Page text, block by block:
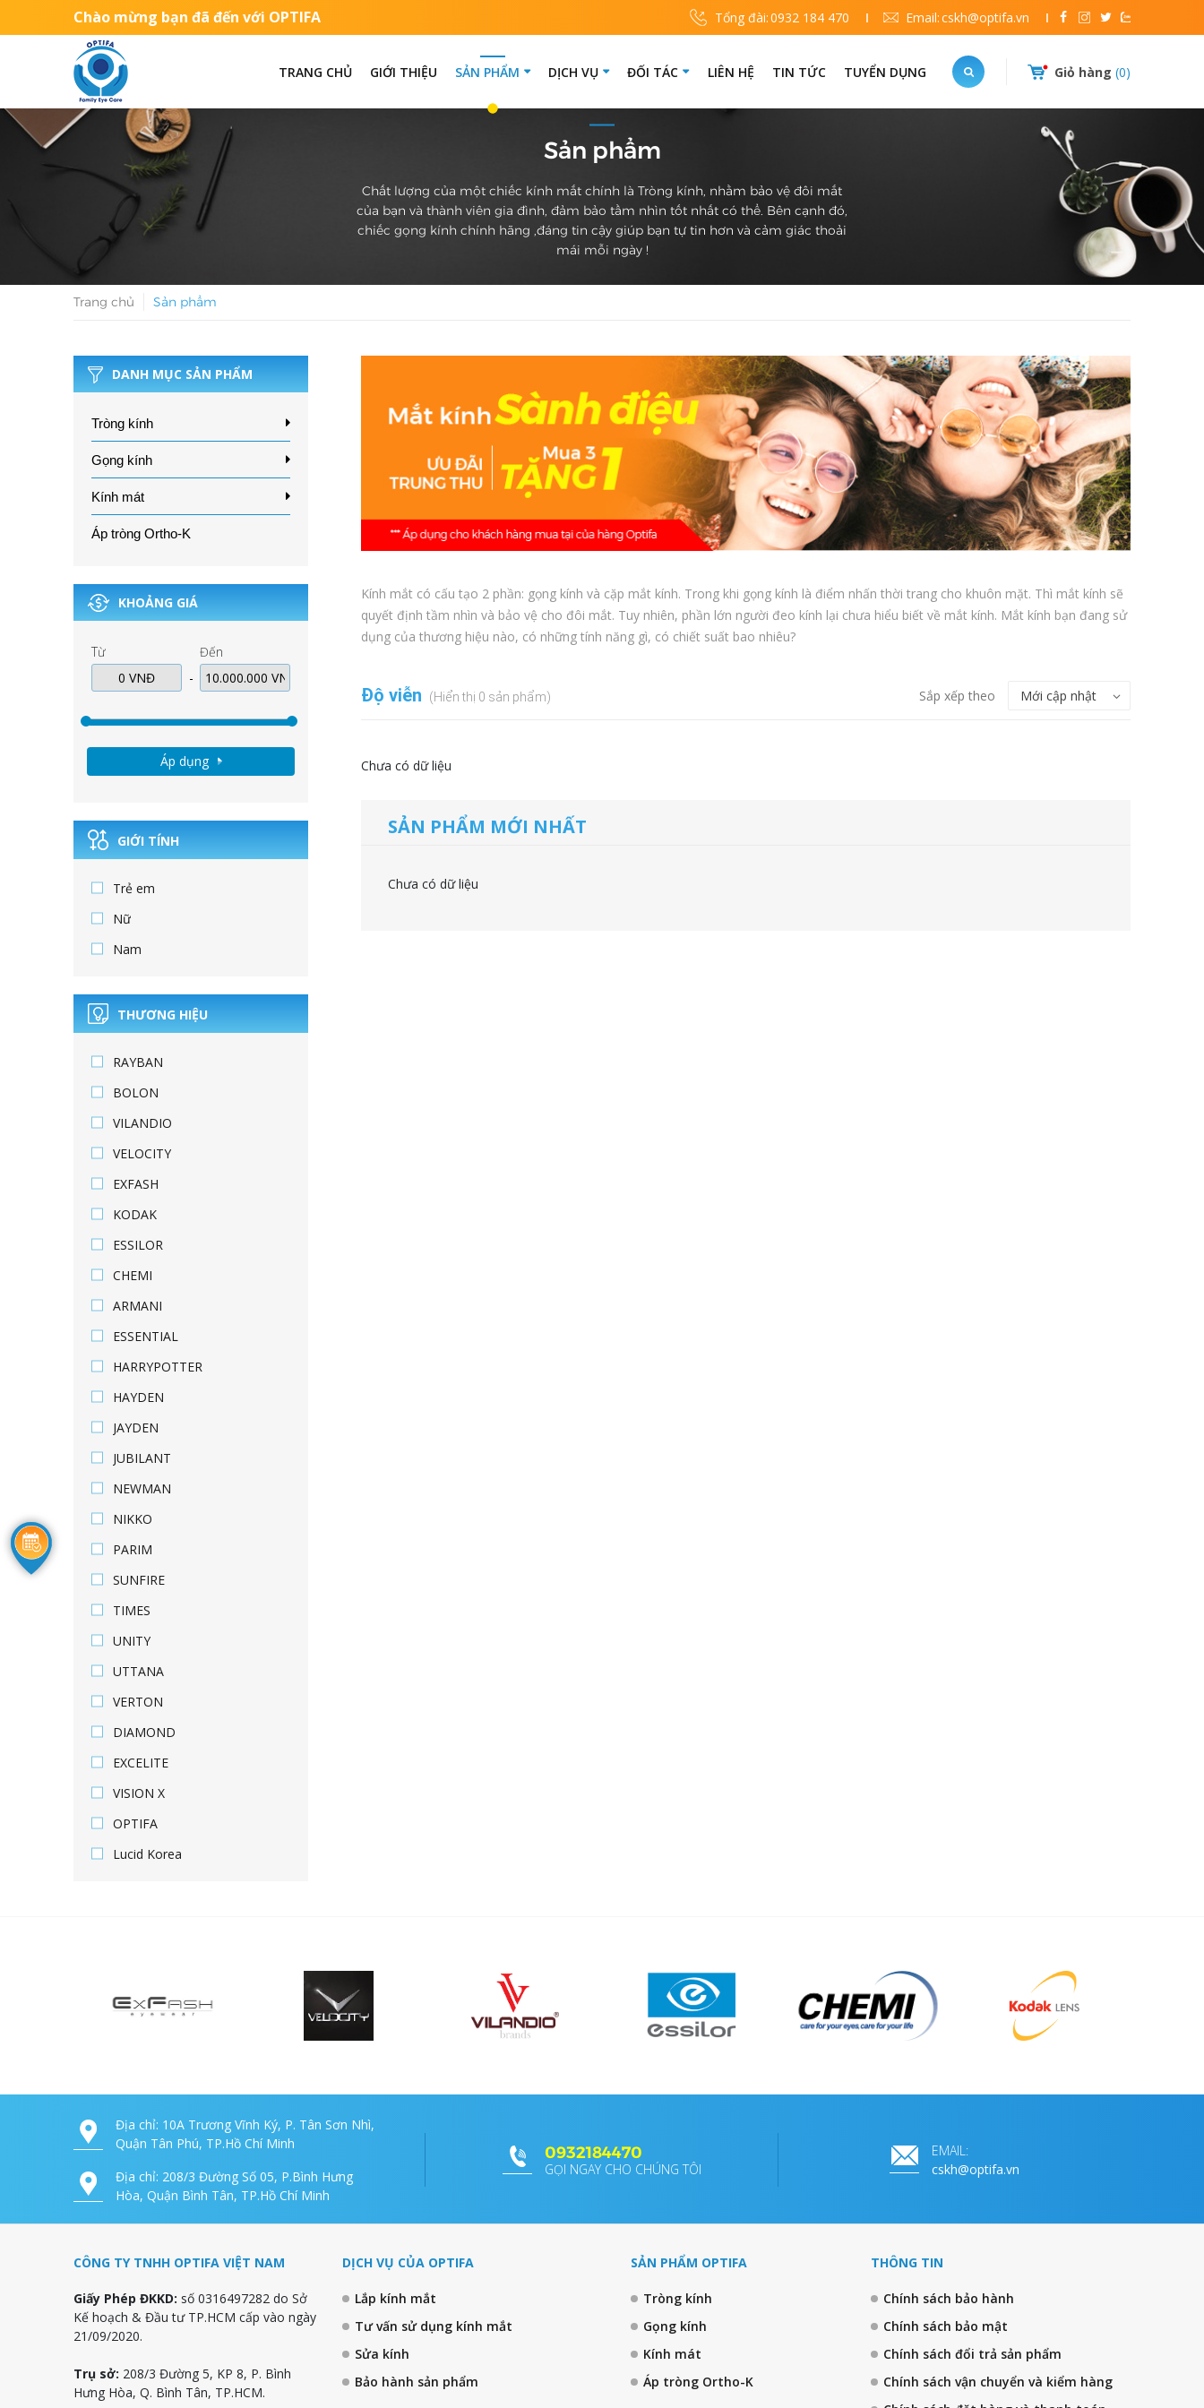
Chào mừng bạn đã đến với OPTIFA Tổng đài:0932 184 470 Email:cskh@optifa.vn
TRANG CHỦ GIỚI THIỆU SẢN PHẨM DỊCH VỤ ĐỐI TÁC LIÊN HỆ TIN TỨC TUYỂN DỤNG Giỏ hàng 0
Sản phẩm
Chất lượng của một chiếc kính mắt chính là Tròng kính, nhằm bảo vệ đôi mắt
của bạn và thành viên gia đình, đảm bảo tầm nhìn tốt nhất có thể. Bên cạnh đó,
chiếc gọng kính chính hãng ,đáng tin cậy giúp bạn tự tin hơn và cảm giác thoải
mái mỗi ngày !
Trang chủ Sản phẩm
DANH MỤC SẢN PHẨM
Tròng kính
Gọng kính
Kính mát
Áp tròng Ortho-K
KHOẢNG GIÁ
Từ
-
Đến
Áp dụng
GIỚI TÍNH
Trẻ em
Nữ
Nam
THƯƠNG HIỆU
RAYBAN
BOLON
VILANDIO
VELOCITY
EXFASH
KODAK
ESSILOR
CHEMI
ARMANI
ESSENTIAL
HARRYPOTTER
HAYDEN
JAYDEN
JUBILANT
NEWMAN
NIKKO
PARIM
SUNFIRE
TIMES
UNITY
UTTANA
VERTON
DIAMOND
EXCELITE
VISION X
OPTIFA
Lucid Korea
Kính mắt có cấu tạo 2 phần: gọng kính và cặp mắt kính. Trong khi gọng kính là điểm nhấn thời trang cho khuôn mặt. Thì mắt kính sẽ
quyết định tầm nhìn và bảo vệ cho đôi mắt. Tuy nhiên, phần lớn người đeo kính lại chưa hiểu biết về mắt kính. Mắt kính bạn đang sử
dụng của thương hiệu nào, có những tính năng gì, có chiết suất bao nhiêu?
Độ viễn (Hiển thị 0 sản phẩm) Sắp xếp theo
Chưa có dữ liệu
SẢN PHẨM MỚI NHẤT
Chưa có dữ liệu
Địa chỉ: 10A Trương Vĩnh Ký, P. Tân Sơn Nhì,
Quận Tân Phú, TP.Hồ Chí Minh
Địa chỉ: 208/3 Đường Số 05, P.Bình Hưng
Hòa, Quận Bình Tân, TP.Hồ Chí Minh
0932184470
GỌI NGAY CHO CHÚNG TÔI
EMAIL:
cskh@optifa.vn
CÔNG TY TNHH OPTIFA VIỆT NAM
Giấy Phép ĐKKD: số 0316497282 do Sở
Kế hoạch & Đầu tư TP.HCM cấp vào ngày
21/09/2020.
Trụ sở: 208/3 Đường 5, KP 8, P. Bình
Hưng Hòa, Q. Bình Tân, TP.HCM.
DỊCH VỤ CỦA OPTIFA
Lắp kính mắt
Tư vấn sử dụng kính mắt
Sửa kính
Bảo hành sản phẩm
SẢN PHẨM OPTIFA
Tròng kính
Gọng kính
Kính mát
Áp tròng Ortho-K
THÔNG TIN
Chính sách bảo hành
Chính sách bảo mật
Chính sách đổi trả sản phẩm
Chính sách vận chuyển và kiểm hàng